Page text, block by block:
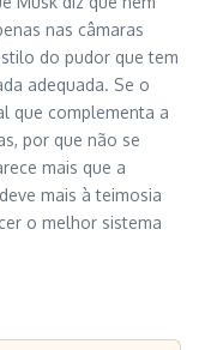
nas câmaras
do pudor que tem
adequada. Se o
que complementa a
por que não se
mais que a
mais à teimosia
o melhor sistema